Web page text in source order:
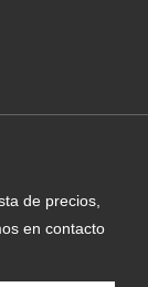
de precios,
en contacto